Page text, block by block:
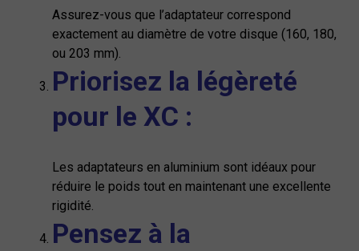
Assurez-vous que l’adaptateur correspond
exactement au diamètre de votre disque (160, 180,
ou 203 mm).
Priorisez la légèreté
pour le XC :
Les adaptateurs en aluminium sont idéaux pour
réduire le poids tout en maintenant une excellente
rigidité.
Pensez à la